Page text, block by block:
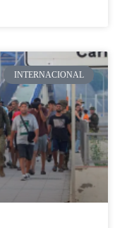
INTERNACIONAL